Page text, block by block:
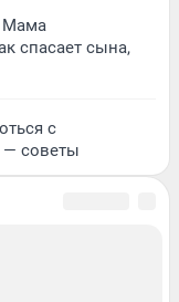
Мама
спасает сына,
с
— советы